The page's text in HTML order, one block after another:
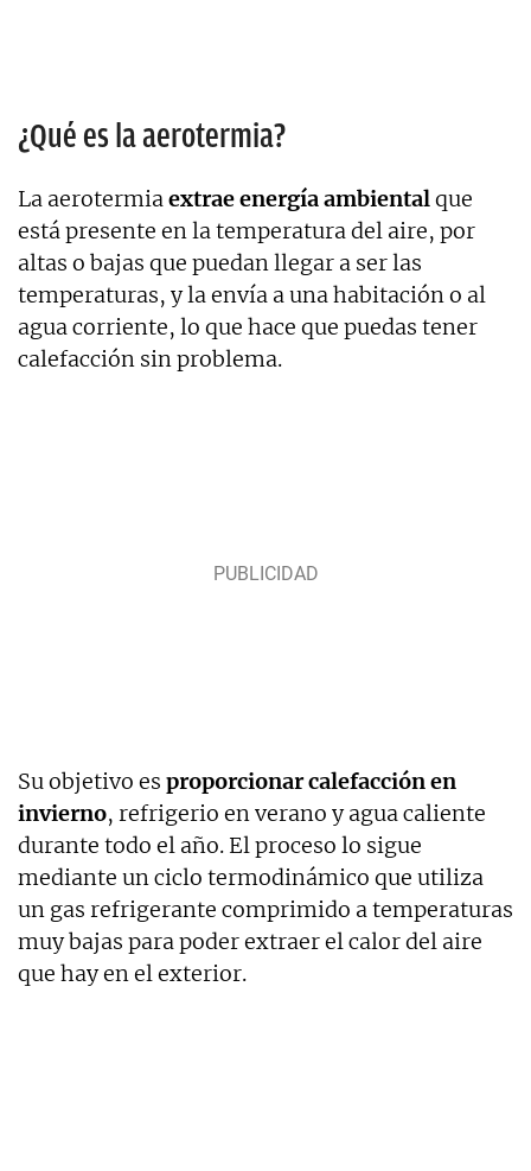
¿Qué es la aerotermia?
La aerotermiaextrae energía ambientalque
está presente en la temperatura del aire, por
altas o bajas que puedan llegar a ser las
temperaturas, y la envía a una habitación o al
agua corriente, lo que hace que puedas tener
calefacción sin problema.
Su objetivo es proporcionar calefacción en
invierno, refrigerio en verano y agua caliente
durante todo el año. El proceso lo sigue
mediante un ciclo termodinámico que utiliza
un gas refrigerante comprimido a temperaturas
muy bajas para poder extraer el calor del aire
que hay en el exterior.